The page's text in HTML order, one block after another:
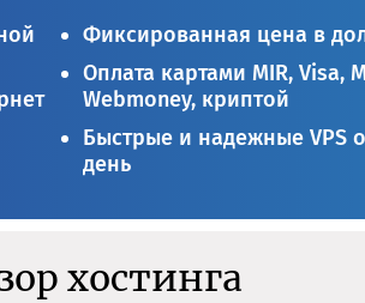
Фиксированная цена в
Оплата картами MIR, Visa,
Webmoney, криптой
Быстрые и надежные VPS
день
хостинга